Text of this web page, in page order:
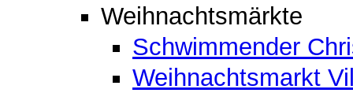
Weihnachtsmärkte
Schwimmender
Weihnachtsmarkt